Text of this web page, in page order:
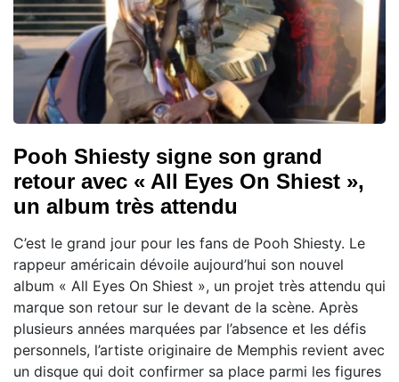
Pooh Shiesty signe son grand
retour avec « All Eyes On Shiest »,
un album très attendu
C’est le grand jour pour les fans de Pooh Shiesty. Le
rappeur américain dévoile aujourd’hui son nouvel
album « All Eyes On Shiest », un projet très attendu qui
marque son retour sur le devant de la scène. Après
plusieurs années marquées par l’absence et les défis
personnels, l’artiste originaire de Memphis revient avec
un disque qui doit confirmer sa place parmi les figures